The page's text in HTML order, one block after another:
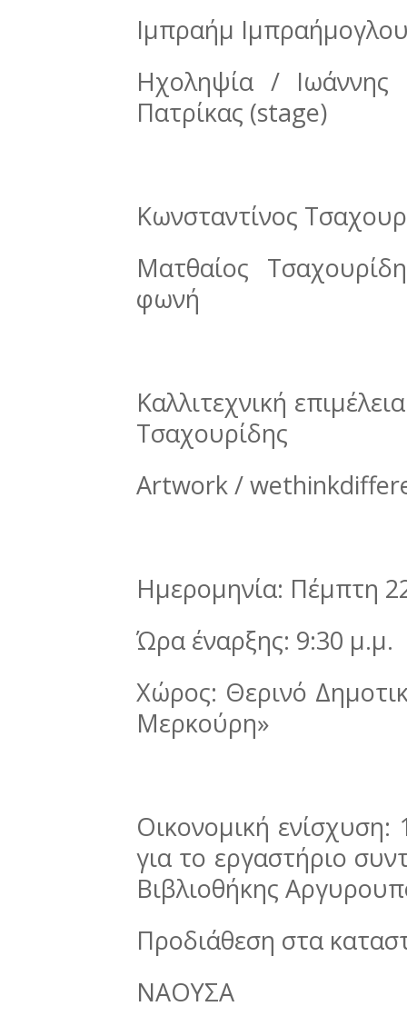
Ιμπραήμ
Ηχοληψία / Ιωάννης
Πατρίκας (stage)
Κωνσταντίνος
Ματθαίος
φωνή
Καλλιτεχνική
Τσαχουρίδης
Artwork /
Ημερομηνία: Πέμπτη
Ώρα έναρξης: 9:30 μ.μ.
Χώρος: Θερινό
Μερκούρη»
Οικονομική
για το εργαστήριο
Βιβλιοθήκης
Προδιάθεση στα
ΝΑΟΥΣΑ